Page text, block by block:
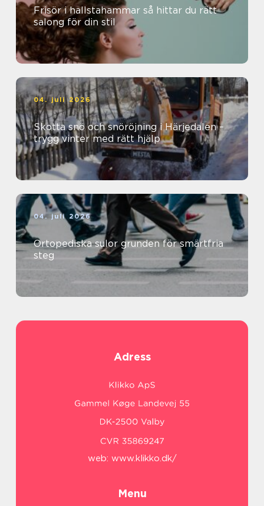
Frisör i hallstahammar så hittar du rätt
salong för din stil
04. juli 2026
Skotta snö och snöröjning i Härjedalen –
trygg vinter med rätt hjälp
04. juli 2026
Ortopediska sulor grunden för smärtfria
steg
Adress
web: www.klikko.dk/
Menu